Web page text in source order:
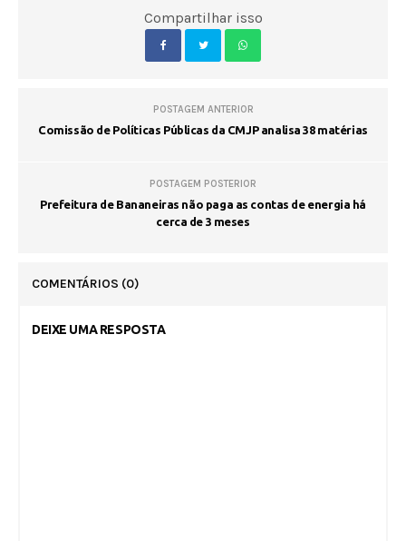
Compartilhar isso
POSTAGEM ANTERIOR
Comissão de Políticas Públicas da CMJP analisa 38 matérias
POSTAGEM POSTERIOR
Prefeitura de Bananeiras não paga as contas de energia há
cerca de 3 meses
COMENTÁRIOS (0)
DEIXE UMA RESPOSTA